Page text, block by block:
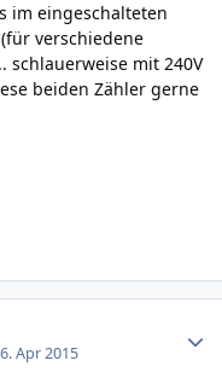
im eingeschalteten
verschiedene
schlauerweise mit 240V
beiden Zähler gerne
Apr 2015